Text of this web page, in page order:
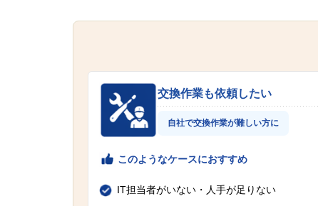
交換作業も依頼したい
自社で交換作業が難しい方に
このようなケースにおすすめ
IT担当者がいない・人手が足りない